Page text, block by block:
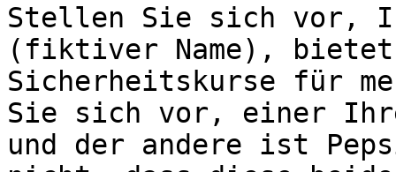
Stellen Sie sich vor,
(fiktiver Name), bietet
Sicherheitskurse für
Sie sich vor, einer
und der andere ist